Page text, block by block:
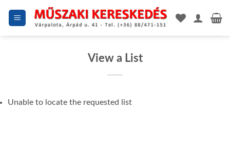
View a List
Unable to locate the requested list